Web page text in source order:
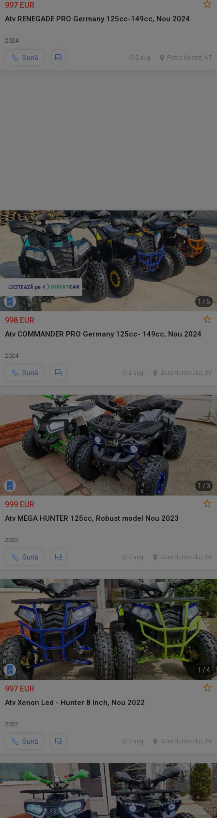
997 EUR
Atv RENEGADE PRO Germany 125cc-149cc, Nou 2024
2024
Sună Piatra Neamt, NT
2 aug.
1 / 5
998 EUR
Atv COMMANDER PRO Germany 125cc- 149cc, Nou 2024
2024
Sună Gura Humorului, SV
2 aug.
1 / 3
999 EUR
Atv MEGA HUNTER 125cc, Robust model Nou 2023
2022
Sună Gura Humorului, SV
2 aug.
1 /4
997 EUR
Atv Xenon Led - Hunter 8 Inch, Nou 2022
2022
Sună Gura Humorului, SV
2 aug.